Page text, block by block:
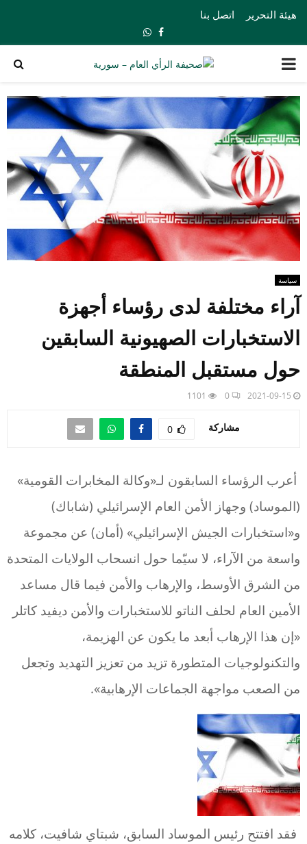
هيئة التحرير اتصل بنا
Facebook
Whatsapp
PRIMARY
MENU
سياسة
آراء مختلفة لدى رؤساء أجهزة
الاستخبارات الصهيونية السابقين
حول مستقبل المنطقة
2021-09-15
0
1101
مشاركة 0
أعرب الرؤساء السابقون لـ«وكالة المخابرات القومية»
(الموساد) وجهاز الأمن العام الإسرائيلي (شاباك)
و«استخبارات الجيش الإسرائيلي» (أمان) عن مجموعة
واسعة من الآراء، لا سيّما حول انسحاب الولايات المتحدة
من الشرق الأوسط، والإرهاب والأمن فيما قال مساعد
الأمين العام لحلف الناتو للاستخبارات والأمن ديفيد كاتلر
«إن هذا الإرهاب أبعد ما يكون عن الهزيمة،
والتكنولوجيات المتطورة تزيد من تعزيز التهديد وتجعل
من الصعب مواجهة الجماعات الإرهابية».
فقد افتتح رئيس الموساد السابق، شبتاي شافيت، كلامه